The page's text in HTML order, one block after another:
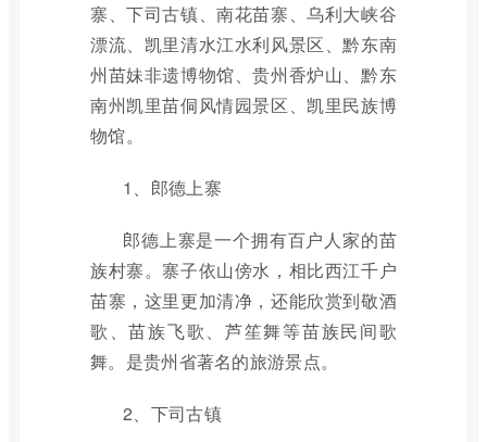
寨、下司古镇、南花苗寨、乌利大峡谷
漂流、凯里清水江水利风景区、黔东南
州苗妹非遗博物馆、贵州香炉山、黔东
南州凯里苗侗风情园景区、凯里民族博
物馆。
1、郎德上寨
郎德上寨是一个拥有百户人家的苗
族村寨。寨子依山傍水，相比西江千户
苗寨，这里更加清净，还能欣赏到敬酒
歌、苗族飞歌、芦笙舞等苗族民间歌
舞。是贵州省著名的旅游景点。
2、下司古镇